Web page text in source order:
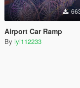
Airport Car Ramp
By iyi112233